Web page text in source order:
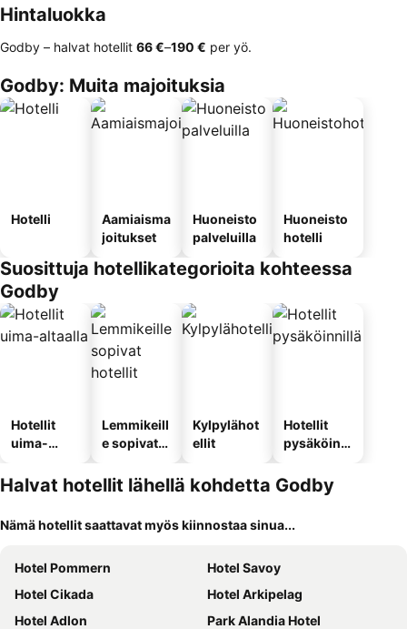
Hintaluokka
Godby – halvat hotellit ‎66 €–‎190 € per yö.
Godby: Muita majoituksia
Hotelli
Aamiaisma
joitukset
Huoneisto
palveluilla
Huoneisto
hotelli
Suosittuja hotellikategorioita kohteessa
Godby
Hotellit
uima-
Lemmikeill
e sopivat
Kylpylähot
ellit
Hotellit
pysäköinni
Halvat hotellit lähellä kohdetta Godby
Nämä hotellit saattavat myös kiinnostaa sinua...
Hotel Pommern
Hotel Savoy
Hotel Cikada
Hotel Arkipelag
Hotel Adlon
Park Alandia Hotel